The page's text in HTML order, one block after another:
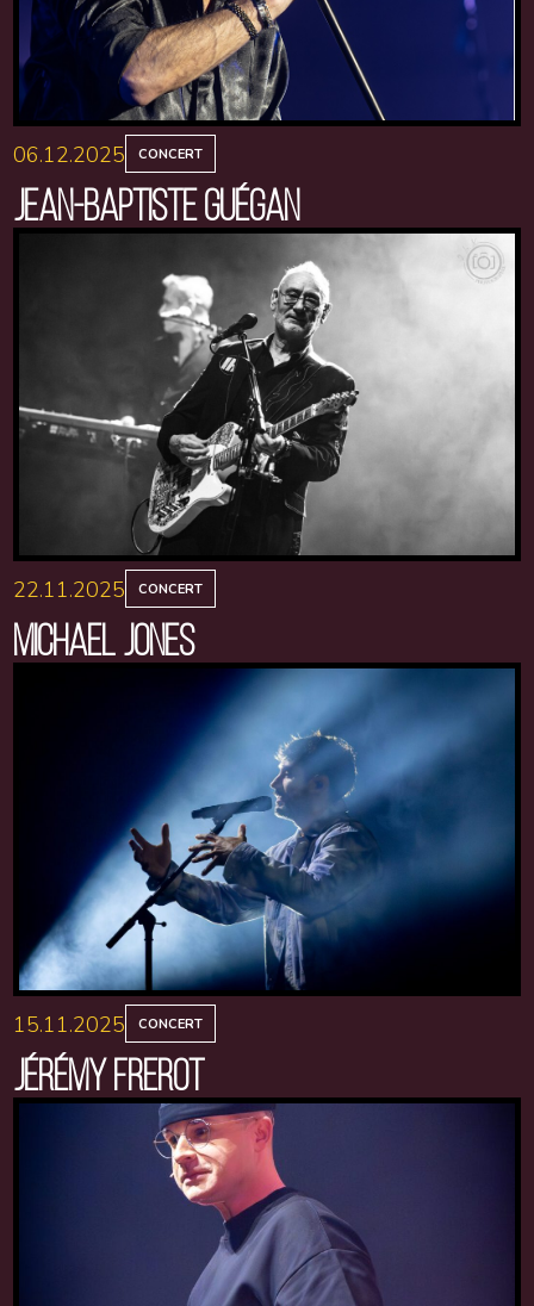
06.12.2025 CONCERT
JEAN-BAPTISTE GUÉGAN
22.11.2025 CONCERT
MICHAEL JONES
15.11.2025 CONCERT
JÉRÉMY FREROT